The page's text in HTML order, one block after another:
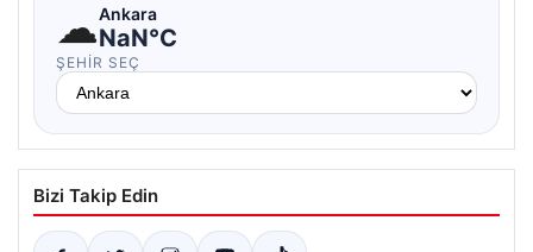
☁Ankara
NaN°C
ŞEHIR SEÇ
Bizi Takip Edin